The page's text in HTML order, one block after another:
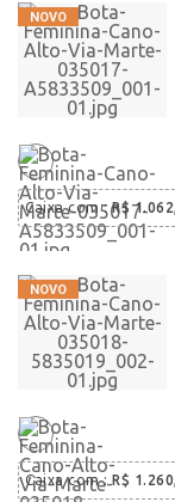
Caixa com:R$
Caixa com: R$